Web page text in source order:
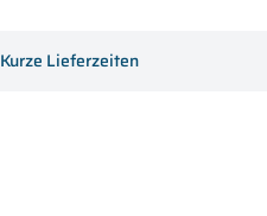
Kurze Lieferzeiten